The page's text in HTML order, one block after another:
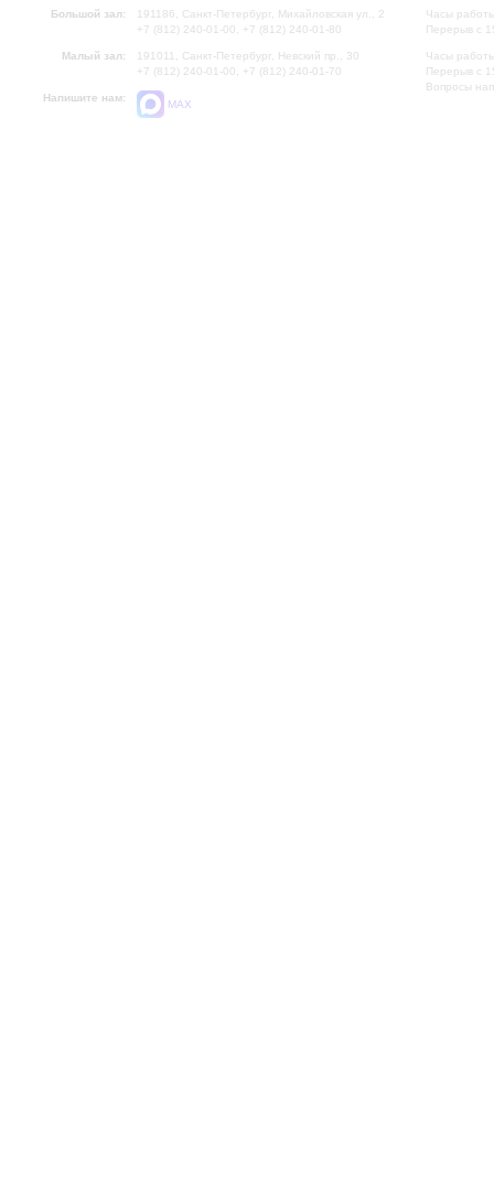
Большой зал:
191186, Санкт-Петербург, Михайловская ул., 2
+7 (812) 240-01-00, +7 (812) 240-01-80
Малый зал:
191011, Санкт-Петербург, Невский пр., 30
+7 (812) 240-01-00, +7 (812) 240-01-70
Напишите нам:
MAX
Часы
Перерыв с
Часы
Перерыв с
Вопросы